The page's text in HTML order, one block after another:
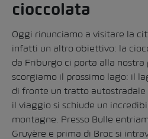
cioccolata
Oggi rinunciamo a visitare la
infatti un altro obiettivo: la
da Friburgo ci porta alla nostra
scorgiamo il prossimo lago: il
di fronte un tratto
il viaggio si schiude un
montagne. Presso Bulle
Gruyère e prima di Broc si